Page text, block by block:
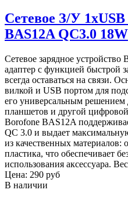
Сетевое З/У
BAS12A QC3.0 18W
Сетевое зарядное
адаптер с функцией быстрой
всегда оставаться на связи.
вилкой и USB портом для
его универсальным решением
планшетов и другой
Borofone BAS12A
QC 3.0 и выдает
из качественных материалов:
пластика, что обеспечивает
использования аксессуара.
Цена: 290 руб
В наличии